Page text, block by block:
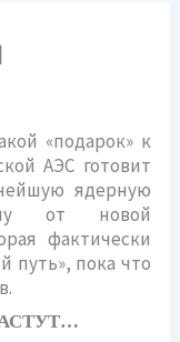
«подарок» к
АЭС готовит
ядерную
от новой
фактически
путь», пока что